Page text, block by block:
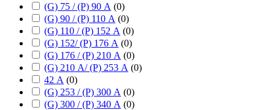
(G) 75 / (P) 90 А (0)
(G) 90 / (P) 110 А (0)
(G) 110 / (P) 152 А (0)
(G) 152/ (P) 176 А (0)
(G) 176 / (P) 210 А (0)
(G) 210 А/ (P) 253 А (0)
42 А (0)
(G) 253 / (P) 300 А (0)
(G) 300 / (P) 340 А (0)